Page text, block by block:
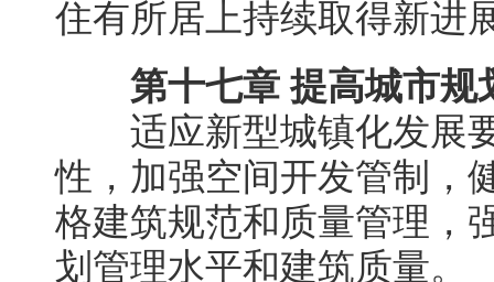
住有所居上持续取得新进
第十七章 提高城市规
适应新型城镇化发展
性，加强空间开发管制，
格建筑规范和质量管理，
划管理水平和建筑质量。